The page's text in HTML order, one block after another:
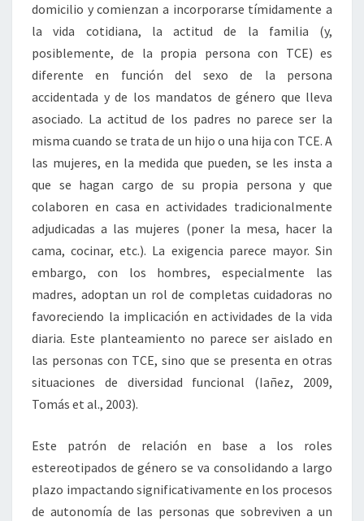
domicilio y comienzan a incorporarse tímidamente a
la vida cotidiana, la actitud de la familia (y,
posiblemente, de la propia persona con TCE) es
diferente en función del sexo de la persona
accidentada y de los mandatos de género que lleva
asociado. La actitud de los padres no parece ser la
misma cuando se trata de un hijo o una hija con TCE. A
las mujeres, en la medida que pueden, se les insta a
que se hagan cargo de su propia persona y que
colaboren en casa en actividades tradicionalmente
adjudicadas a las mujeres (poner la mesa, hacer la
cama, cocinar, etc.). La exigencia parece mayor. Sin
embargo, con los hombres, especialmente las
madres, adoptan un rol de completas cuidadoras no
favoreciendo la implicación en actividades de la vida
diaria. Este planteamiento no parece ser aislado en
las personas con TCE, sino que se presenta en otras
situaciones de diversidad funcional (Iañez, 2009,
Tomás et al., 2003).
Este patrón de relación en base a los roles
estereotipados de género se va consolidando a largo
plazo impactando significativamente en los procesos
de autonomía de las personas que sobreviven a un